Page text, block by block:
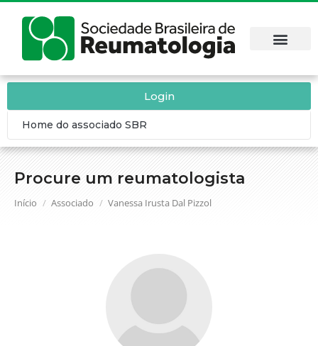
Procure um reumatologista
Você está aqui:
Início Associado Vanessa Irusta Dal Pizzol
Login
Home do associado SBR